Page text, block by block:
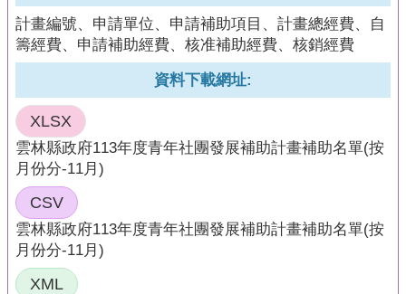
值
型
API
回
首
頁
網
站
導
覽
計畫編號、申請單位、申請補助項目、計畫總經費、自
籌經費、申請補助經費、核准補助經費、核銷經費
資料下載網址:
XLSX
雲林縣政府113年度青年社團發展補助計畫補助名單(按
月份分-11月)
CSV
雲林縣政府113年度青年社團發展補助計畫補助名單(按
月份分-11月)
XML